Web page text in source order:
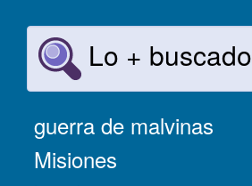
Lo + buscado
guerra de malvinas
Misiones